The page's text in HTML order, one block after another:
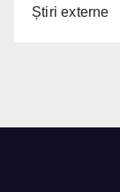
Știri externe